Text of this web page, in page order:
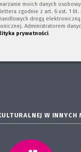
moich danych
zgodnie z art. 6 ust. 1 lit.
drogą
Administratorem
prywatności.
W INNYCH